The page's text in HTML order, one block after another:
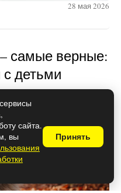
28 мая 2026
самые верные:
детьми
сайта.
вы
Принять